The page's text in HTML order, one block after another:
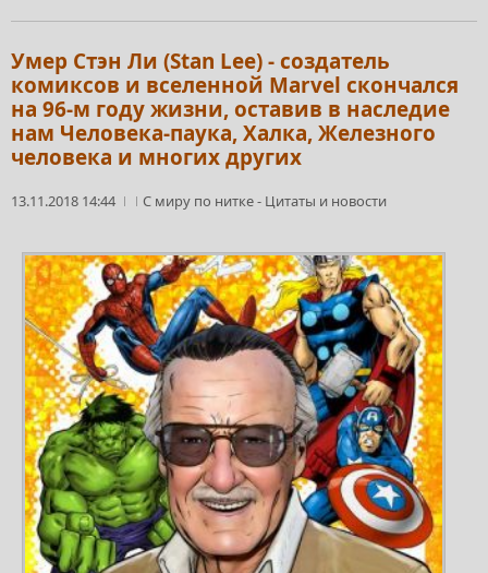
Умер Стэн Ли (Stan Lee) - создатель
комиксов и вселенной Marvel скончался
на 96-м году жизни, оставив в наследие
нам Человека-паука, Халка, Железного
человека и многих других
13.11.2018 14:44 С миру по нитке- Цитаты и новости